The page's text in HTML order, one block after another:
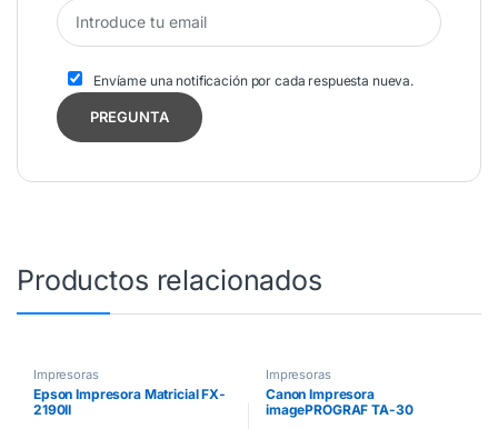
Envíame una notificación por cada respuesta nueva.
Productos relacionados
Impresoras
Epson Impresora Matricial FX-
2190II
Impresoras
Canon Impresora
imagePROGRAF TA-30